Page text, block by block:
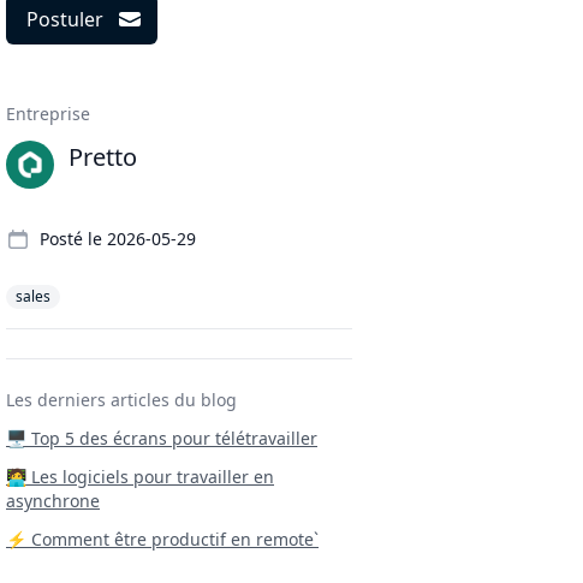
Postuler
Entreprise
Pretto
Posté le 2026-05-29
sales
Les derniers articles du blog
🖥️ Top 5 des écrans pour télétravailler
‍🧑‍💻 Les logiciels pour travailler en
asynchrone
⚡ Comment être productif en remote`